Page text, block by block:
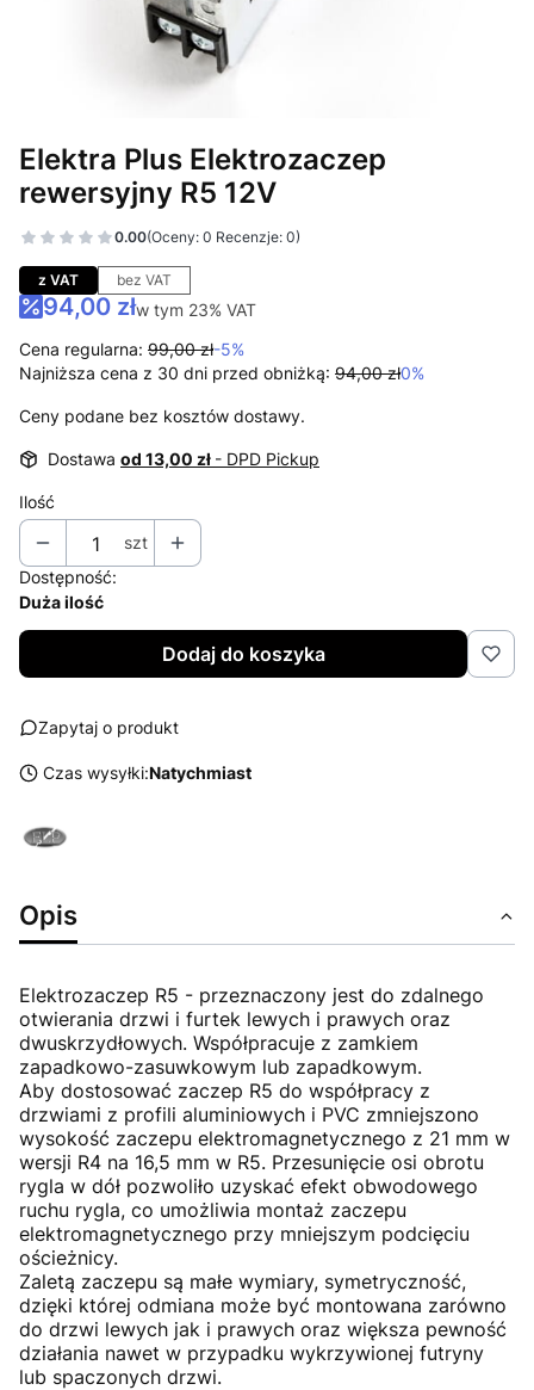
Elektra Plus Elektrozaczep
rewersyjny R5 12V
0.00(Oceny: 0 Recenzje: 0)
Przejdź do sekcji Opinie
z VAT bez VAT
94,00 złw tym 23% VAT
w tym 23% VAT
Cena regularna: 99,00 zł-5%
Najniższa cena z 30 dni przed obniżką: 94,00 zł0%
Ceny podane bez kosztów dostawy.
Dostawa od 13,00 zł - DPD Pickup
Ilość
szt
Dostępność:
Duża ilość
Dodaj do koszyka
Zapytaj o produkt
Czas wysyłki:Natychmiast
Opis
Elektrozaczep R5 - przeznaczony jest do zdalnego
otwierania drzwi i furtek lewych i prawych oraz
dwuskrzydłowych. Współpracuje z zamkiem
zapadkowo-zasuwkowym lub zapadkowym.
Aby dostosować zaczep R5 do współpracy z
drzwiami z profili aluminiowych i PVC zmniejszono
wysokość zaczepu elektromagnetycznego z 21 mm w
wersji R4 na 16,5 mm w R5. Przesunięcie osi obrotu
rygla w dół pozwoliło uzyskać efekt obwodowego
ruchu rygla, co umożliwia montaż zaczepu
elektromagnetycznego przy mniejszym podcięciu
ościeżnicy.
Zaletą zaczepu są małe wymiary, symetryczność,
dzięki której odmiana może być montowana zarówno
do drzwi lewych jak i prawych oraz większa pewność
działania nawet w przypadku wykrzywionej futryny
lub spaczonych drzwi.